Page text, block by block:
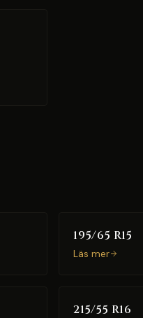
195/65 R15
Läs mer
215/55 R16